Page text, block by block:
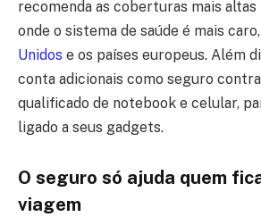
recomenda as coberturas mais altas
onde o sistema de saúde é mais
Unidos e os países europeus. Além
conta adicionais como seguro
qualificado de notebook e celular,
ligado a seus gadgets.
O seguro só ajuda quem
viagem